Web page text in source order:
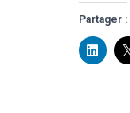
Partager :